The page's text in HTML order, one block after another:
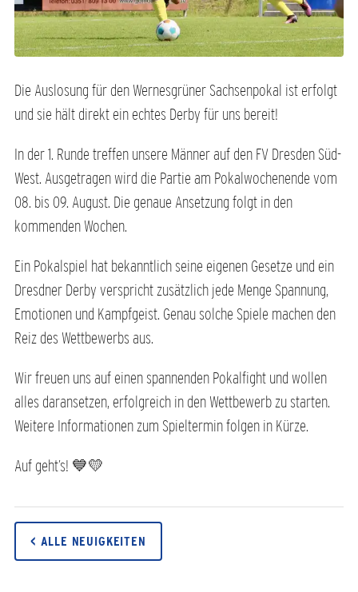
Die Auslosung für den Wernesgrüner Sachsenpokal ist erfolgt
und sie hält direkt ein echtes Derby für uns bereit!
In der 1. Runde treffen unsere Männer auf den FV Dresden Süd-
West. Ausgetragen wird die Partie am Pokalwochenende vom
08. bis 09. August. Die genaue Ansetzung folgt in den
kommenden Wochen.
Ein Pokalspiel hat bekanntlich seine eigenen Gesetze und ein
Dresdner Derby verspricht zusätzlich jede Menge Spannung,
Emotionen und Kampfgeist. Genau solche Spiele machen den
Reiz des Wettbewerbs aus.
Wir freuen uns auf einen spannenden Pokalfight und wollen
alles daransetzen, erfolgreich in den Wettbewerb zu starten.
Weitere Informationen zum Spieltermin folgen in Kürze.
Auf geht’s! 💙💛
< ALLE NEUIGKEITEN